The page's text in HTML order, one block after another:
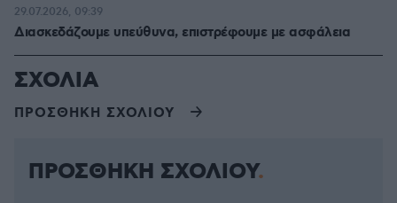
Διασκεδάζουμε υπεύθυνα, επιστρέφουμε με ασφάλεια
29.07.2026, 09:39
ΣΧΟΛΙΑ
ΠΡΟΣΘΗΚΗ ΣΧΟΛΙΟΥ
ΠΡΟΣΘΗΚΗ ΣΧΟΛΙΟΥ